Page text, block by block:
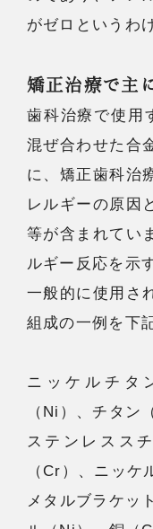
がゼロというわ
矯正治療で主
歯科治療で使用
混ぜ合わせた合
に、矯正歯科治
レルギーの原因
等が含まれてい
ルギー反応を示
一般的に使用さ
組成の一例を下
ニッケルチタ
（Ni）、チタン
ステンレスス
（Cr）、ニッケ
メタルブラケッ